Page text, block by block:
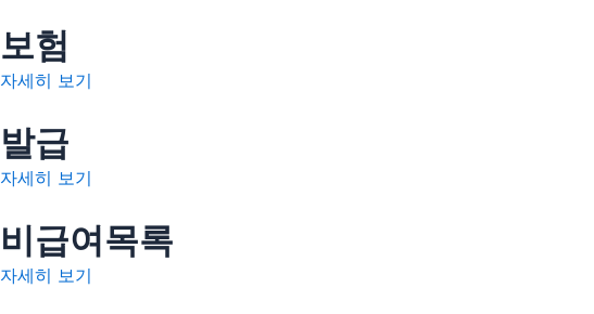
보험
자세히 보기
발급
자세히 보기
비급여목록
자세히 보기